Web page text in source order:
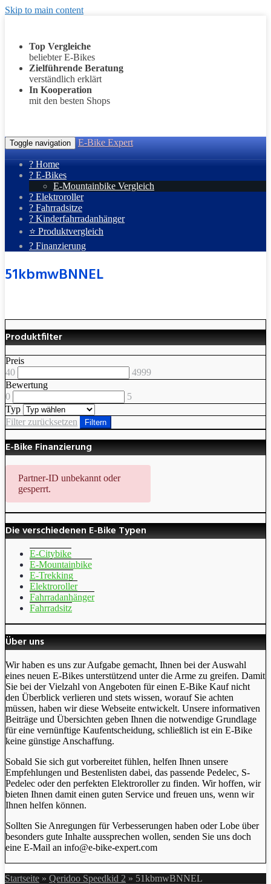
Skip to main content
Top Vergleiche
beliebter E-Bikes
Zielführende Beratung
verständlich erklärt
In Kooperation
mit den besten Shops
Toggle navigation E-Bike Expert
? Home
? E-Bikes
E-Mountainbike Vergleich
? Elektroroller
? Fahrradsitze
? Kinderfahrradanhänger
⭐ Produktvergleich
? Finanzierung
51kbmwBNNEL
Produktfilter
Preis
40
4999
Bewertung
0
5
Typ
Filter zurücksetzen
Filtern
E-Bike Finanzierung
Partner-ID unbekannt oder
gesperrt.
Die verschiedenen E-Bike Typen
E-Citybike
E-Mountainbike
E-Trekking
Elektroroller
Fahrradanhänger
Fahrradsitz
Über uns
Wir haben es uns zur Aufgabe gemacht, Ihnen bei der Auswahl
eines neuen E-Bikes unterstützend unter die Arme zu greifen. Damit
Sie bei der Vielzahl von Angeboten für einen E-Bike Kauf nicht
den Überblick verlieren und stets wissen, worauf Sie achten
müssen, haben wir diese Webseite entwickelt. Unsere informativen
Beiträge und Übersichten geben Ihnen die notwendige Grundlage
für eine vernünftige Kaufentscheidung, schließlich ist ein E-Bike
keine günstige Anschaffung.
Sobald Sie sich gut vorbereitet fühlen, helfen Ihnen unsere
Empfehlungen und Bestenlisten dabei, das passende Pedelec, S-
Pedelec oder den perfekten Elektroroller zu finden. Wir hoffen, wir
bieten Ihnen damit einen guten Service und freuen uns, wenn wir
Ihnen helfen können.
Sollten Sie Anregungen für Verbesserungen haben oder Lobe über
besonders gute Inhalte aussprechen wollen, senden Sie uns doch
eine E-Mail an info@e-bike-expert.com
Startseite » Qeridoo Speedkid 2 » 51kbmwBNNEL